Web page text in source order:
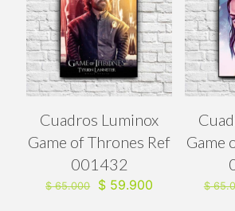
Cuadros Luminox
Game of Thrones Ref
001432
$65.000
El
$ 59.900
Game
$